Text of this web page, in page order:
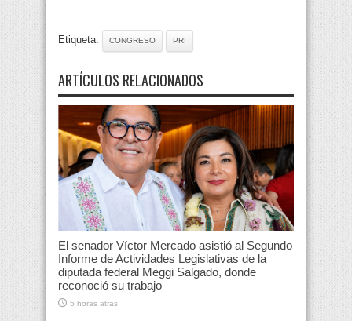
Etiqueta: CONGRESO PRI
ARTÍCULOS RELACIONADOS
El senador Víctor Mercado asistió al Segundo
Informe de Actividades Legislativas de la
diputada federal Meggi Salgado, donde
reconoció su trabajo
5 horas atras